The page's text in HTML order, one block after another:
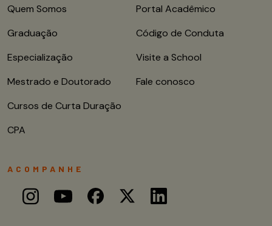
Quem Somos
Graduação
Especialização
Mestrado e Doutorado
Cursos de Curta Duração
CPA
Portal Acadêmico
Código de Conduta
Visite a School
Fale conosco
ACOMPANHE